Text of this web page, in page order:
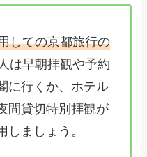
しての京都旅行の
は早朝拝観や予約
に行くか、ホテル
間貸切特別拝観が
しましょう。